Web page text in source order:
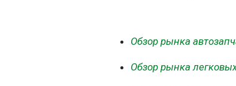
Обзор рынка
Обзор рынка